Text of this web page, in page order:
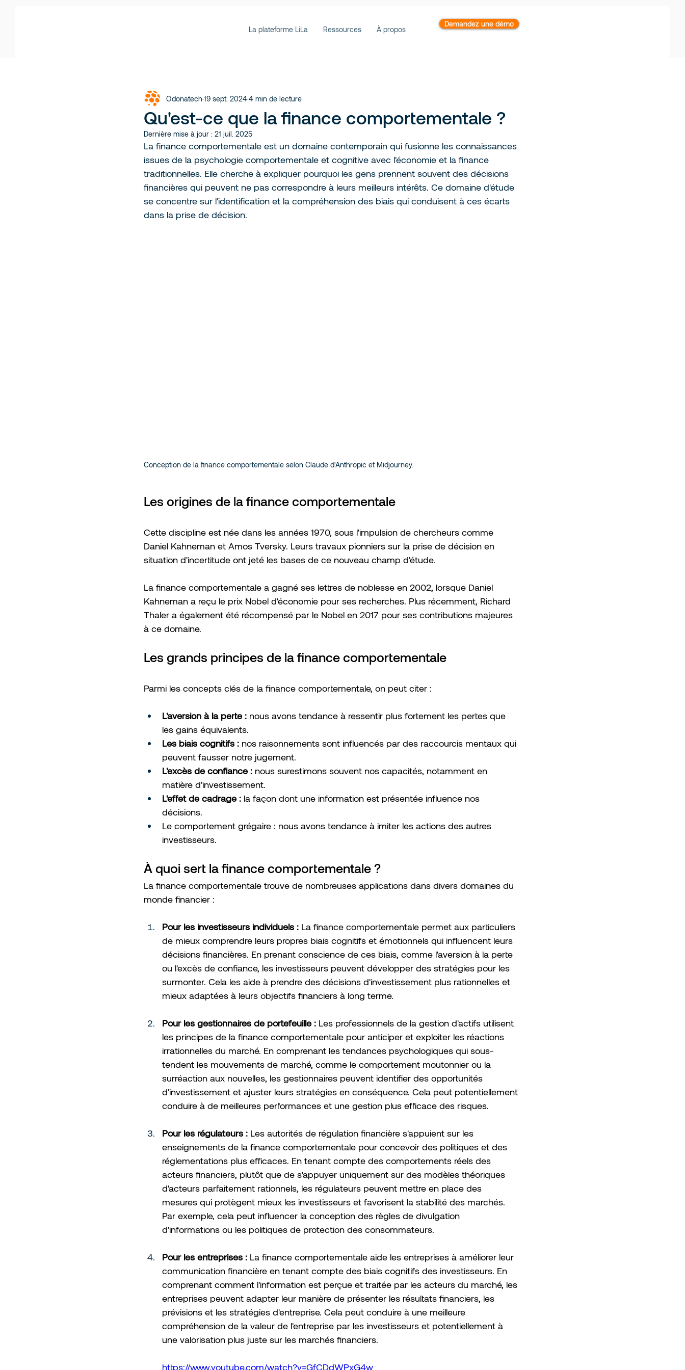
La plateforme LiLa Ressources À propos
Demandez une démo
Qu'est-ce que la finance comportementale ?
Odonatech19 sept. 20244 min de lecture
Dernière mise à jour : 21 juil. 2025
La finance comportementale est un domaine contemporain qui fusionne les connaissances
issues de la psychologie comportementale et cognitive avec l'économie et la finance
traditionnelles. Elle cherche à expliquer pourquoi les gens prennent souvent des décisions
financières qui peuvent ne pas correspondre à leurs meilleurs intérêts. Ce domaine d'étude
se concentre sur l'identification et la compréhension des biais qui conduisent à ces écarts
dans la prise de décision.
Conception de la finance comportementale selon Claude d'Anthropic et Midjourney.
Les origines de la finance comportementale
Cette discipline est née dans les années 1970, sous l'impulsion de chercheurs comme
Daniel Kahneman et Amos Tversky. Leurs travaux pionniers sur la prise de décision en
situation d'incertitude ont jeté les bases de ce nouveau champ d'étude.
La finance comportementale a gagné ses lettres de noblesse en 2002, lorsque Daniel
Kahneman a reçu le prix Nobel d'économie pour ses recherches. Plus récemment, Richard
Thaler a également été récompensé par le Nobel en 2017 pour ses contributions majeures
à ce domaine.
Les grands principes de la finance comportementale
Parmi les concepts clés de la finance comportementale, on peut citer :
L'aversion à la perte : nous avons tendance à ressentir plus fortement les pertes que
les gains équivalents.
Les biais cognitifs : nos raisonnements sont influencés par des raccourcis mentaux qui
peuvent fausser notre jugement.
L'excès de confiance : nous surestimons souvent nos capacités, notamment en
matière d'investissement.
L'effet de cadrage : la façon dont une information est présentée influence nos
décisions.
Le comportement grégaire : nous avons tendance à imiter les actions des autres
investisseurs.
À quoi sert la finance comportementale ?
La finance comportementale trouve de nombreuses applications dans divers domaines du
monde financier :
Pour les investisseurs individuels : La finance comportementale permet aux particuliers
de mieux comprendre leurs propres biais cognitifs et émotionnels qui influencent leurs
décisions financières. En prenant conscience de ces biais, comme l'aversion à la perte
ou l'excès de confiance, les investisseurs peuvent développer des stratégies pour les
surmonter. Cela les aide à prendre des décisions d'investissement plus rationnelles et
mieux adaptées à leurs objectifs financiers à long terme.
Pour les gestionnaires de portefeuille : Les professionnels de la gestion d'actifs utilisent
les principes de la finance comportementale pour anticiper et exploiter les réactions
irrationnelles du marché. En comprenant les tendances psychologiques qui sous-
tendent les mouvements de marché, comme le comportement moutonnier ou la
surréaction aux nouvelles, les gestionnaires peuvent identifier des opportunités
d'investissement et ajuster leurs stratégies en conséquence. Cela peut potentiellement
conduire à de meilleures performances et une gestion plus efficace des risques.
Pour les régulateurs : Les autorités de régulation financière s'appuient sur les
enseignements de la finance comportementale pour concevoir des politiques et des
réglementations plus efficaces. En tenant compte des comportements réels des
acteurs financiers, plutôt que de s'appuyer uniquement sur des modèles théoriques
d'acteurs parfaitement rationnels, les régulateurs peuvent mettre en place des
mesures qui protègent mieux les investisseurs et favorisent la stabilité des marchés.
Par exemple, cela peut influencer la conception des règles de divulgation
d'informations ou les politiques de protection des consommateurs.
Pour les entreprises : La finance comportementale aide les entreprises à améliorer leur
communication financière en tenant compte des biais cognitifs des investisseurs. En
comprenant comment l'information est perçue et traitée par les acteurs du marché, les
entreprises peuvent adapter leur manière de présenter les résultats financiers, les
prévisions et les stratégies d'entreprise. Cela peut conduire à une meilleure
compréhension de la valeur de l'entreprise par les investisseurs et potentiellement à
une valorisation plus juste sur les marchés financiers.
https://www.youtube.com/watch?v=GfCDdWPxG4w